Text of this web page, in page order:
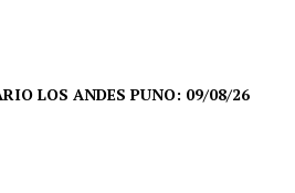
LOS ANDES PUNO: 09/08/26